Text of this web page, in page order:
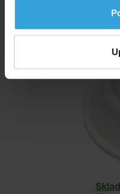
Doporučené
Opěrný